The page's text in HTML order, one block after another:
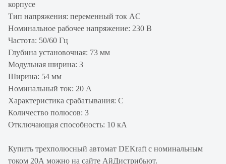
корпусе
Тип напряжения: переменный ток AC
Номинальное рабочее напряжение: 230 В
Частота: 50/60 Гц
Глубина установочная: 73 мм
Модульная ширина: 3
Ширина: 54 мм
Номинальный ток: 20 А
Характеристика срабатывания: С
Количество полюсов: 3
Отключающая способность: 10 кА
Купить трехполюсный автомат DEKraft с номинальным
током 20А можно на сайте АйДистрибьют.